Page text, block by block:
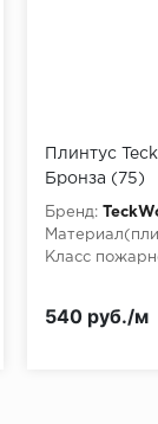
Плинтус
Бронза (75)
Бренд:
Класс
540 руб./м